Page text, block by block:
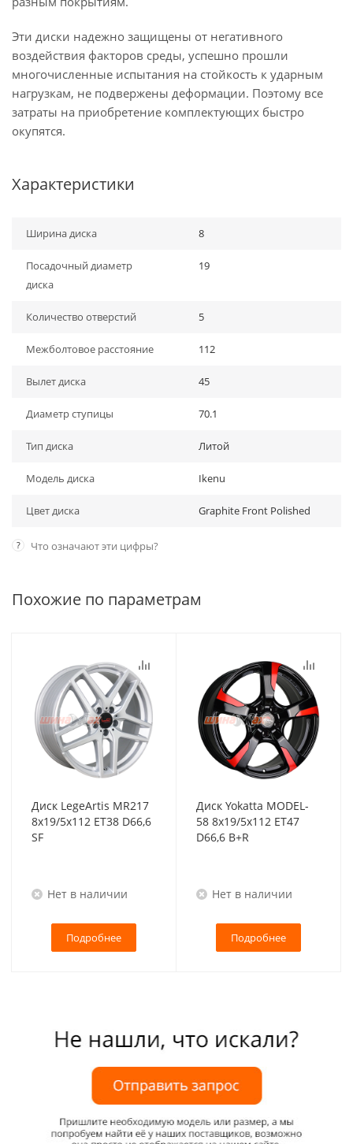
Эти диски надежно защищены от негативного
воздействия факторов среды, успешно прошли
многочисленные испытания на стойкость к ударным
нагрузкам, не подвержены деформации. Поэтому все
затраты на приобретение комплектующих быстро
окупятся.
Характеристики
Ширина диска 8
Посадочный диаметр
диска
19
Количество отверстий 5
Межболтовое расстояние 112
Вылет диска 45
Диаметр ступицы 70.1
Тип диска Литой
Модель диска Ikenu
Цвет диска Graphite Front Polished
? Что означают эти цифры?
Похожие по параметрам
Диск LegeArtis MR217
8x19/5x112 ET38 D66,6
SF
Нет в наличии
Подробнее
Диск Yokatta MODEL-
58 8x19/5x112 ET47
D66,6 B+R
Нет в наличии
Подробнее